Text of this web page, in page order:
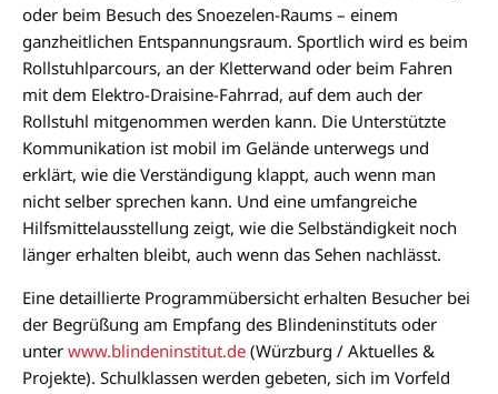
oder beim Besuch des Snoezelen-Raums – einem
ganzheitlichen Entspannungsraum. Sportlich wird es beim
Rollstuhlparcours, an der Kletterwand oder beim Fahren
mit dem Elektro-Draisine-Fahrrad, auf dem auch der
Rollstuhl mitgenommen werden kann. Die Unterstützte
Kommunikation ist mobil im Gelände unterwegs und
erklärt, wie die Verständigung klappt, auch wenn man
nicht selber sprechen kann. Und eine umfangreiche
Hilfsmittelausstellung zeigt, wie die Selbständigkeit noch
länger erhalten bleibt, auch wenn das Sehen nachlässt.
Eine detaillierte Programmübersicht erhalten Besucher bei
der Begrüßung am Empfang des Blindeninstituts oder
unter www.blindeninstitut.de (Würzburg / Aktuelles &
Projekte). Schulklassen werden gebeten, sich im Vorfeld